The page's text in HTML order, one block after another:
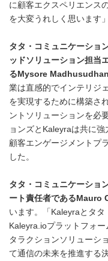
に顧客エクスペリエンス
を大変うれしく思います
タタ・コミュニケーショ
ッドソリューション担当
る Mysore Madhusudhan
業は直感的でインテリジ
を実現するために構築さ
ントソリューションを必
ョンズとKaleyraは共に
顧客エンゲージメントプ
した。
タタ・コミュニケーショ
ート責任者である Mauro
います。「Kaleyraとタタ
Kaleyra.ioプラットフォ
タラクションソリューシ
て通信の未来を推進する